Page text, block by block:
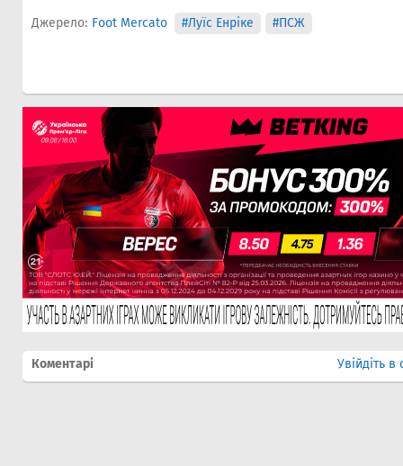
Джерело: Foot Mercato #Луїс Енріке #ПСЖ
Коментарі Увійдіть в